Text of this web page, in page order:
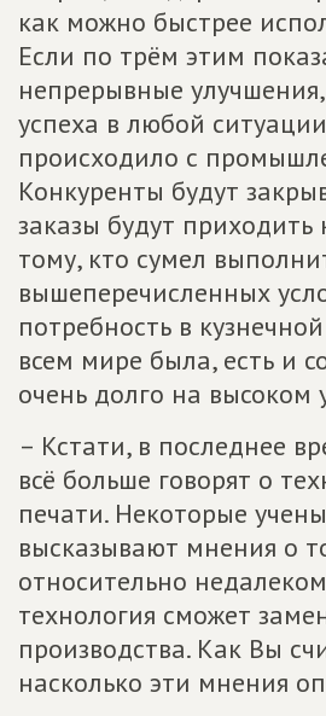
как можно быстрее
Если по трём этим
непрерывные улучшения,
успеха в любой
происходило с
Конкуренты будут
заказы будут
тому, кто сумел
вышеперечисленных
потребность в
всем мире была, есть и
очень долго на высоком
– Кстати, в последнее
всё больше говорят о
печати. Некоторые
высказывают мнения о
относительно
технология сможет
производства. Как Вы
насколько эти мнения